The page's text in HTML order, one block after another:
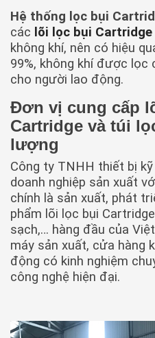
Hệ thống lọc bụi
các lõi lọc bụi Cartridge
không khí, nên có hiệu
99%, không khí được
cho người lao động.
Đơn vị cung cấp
Cartridge và túi
lượng
Công ty TNHH thiết bị
doanh nghiệp sản xuất
chính là sản xuất, phát
phẩm lõi lọc bụi
sạch,… hàng đầu của
máy sản xuất, cửa hàng
động có kinh nghiệm
công nghệ hiện đại.